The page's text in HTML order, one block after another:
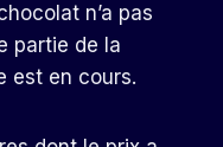
n’a pas
partie de la
est en cours.